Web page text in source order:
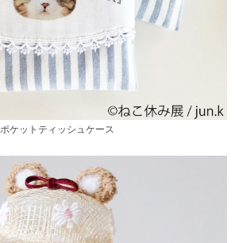
ポケットティッシュケース